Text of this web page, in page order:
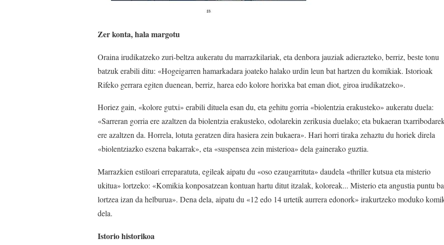
Zer konta, hala margotu
Oraina irudikatzeko zuri-beltza aukeratu du marrazkilariak, eta denbora jauziak adierazteko, berriz, beste tonu
batzuk erabili ditu: «Hogeigarren hamarkadara joateko halako urdin leun bat hartzen du komikiak. Istorioak
Rifeko gerrara egiten duenean, berriz, harea edo kolore horixka bat eman diot, giroa irudikatzeko».
Horiez gain, «kolore gutxi» erabili dituela esan du, eta gehitu gorria «biolentzia erakusteko» aukeratu duela:
«Sarreran gorria ere azaltzen da biolentzia erakusteko, odolarekin zerikusia duelako; eta bukaeran
ere azaltzen da. Horrela, lotuta geratzen dira hasiera zein bukaera». Hari horri tiraka zehaztu du horiek direla
«biolentziazko eszena bakarrak», eta «suspensea zein misterioa» dela gainerako guztia.
Marrazkien estiloari erreparatuta, egileak aipatu du «oso ezaugarrituta» daudela «thriller kutsua eta misterio
ukitua» lortzeko: «Komikia konposatzean kontuan hartu ditut itzalak, koloreak... Misterio eta angustia puntu
lortzea izan da helburua». Dena dela, aipatu du «12 edo 14 urtetik aurrera edonork» irakurtzeko moduko
dela.
Istorio historikoa